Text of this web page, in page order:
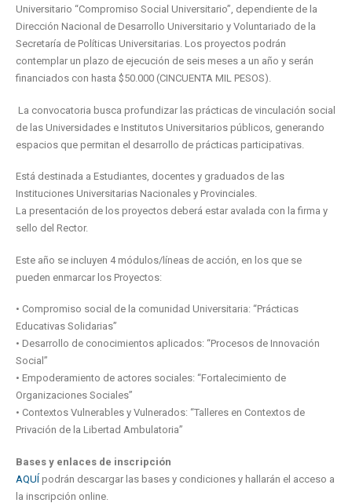
Universitario “Compromiso Social Universitario”, dependiente de la
Dirección Nacional de Desarrollo Universitario y Voluntariado de la
Secretaría de Políticas Universitarias. Los proyectos podrán
contemplar un plazo de ejecución de seis meses a un año y serán
financiados con hasta $50.000 (CINCUENTA MIL PESOS).
La convocatoria busca profundizar las prácticas de vinculación social
de las Universidades e Institutos Universitarios públicos, generando
espacios que permitan el desarrollo de prácticas participativas.
Está destinada a Estudiantes, docentes y graduados de las
Instituciones Universitarias Nacionales y Provinciales.
La presentación de los proyectos deberá estar avalada con la firma y
sello del Rector.
Este año se incluyen 4 módulos/líneas de acción, en los que se
pueden enmarcar los Proyectos:
• Compromiso social de la comunidad Universitaria: “Prácticas
Educativas Solidarias”
• Desarrollo de conocimientos aplicados: “Procesos de Innovación
Social”
• Empoderamiento de actores sociales: “Fortalecimiento de
Organizaciones Sociales”
• Contextos Vulnerables y Vulnerados: “Talleres en Contextos de
Privación de la Libertad Ambulatoria”
Bases y enlaces de inscripción
AQUÍ podrán descargar las bases y condiciones y hallarán el acceso a
la inscripción online.